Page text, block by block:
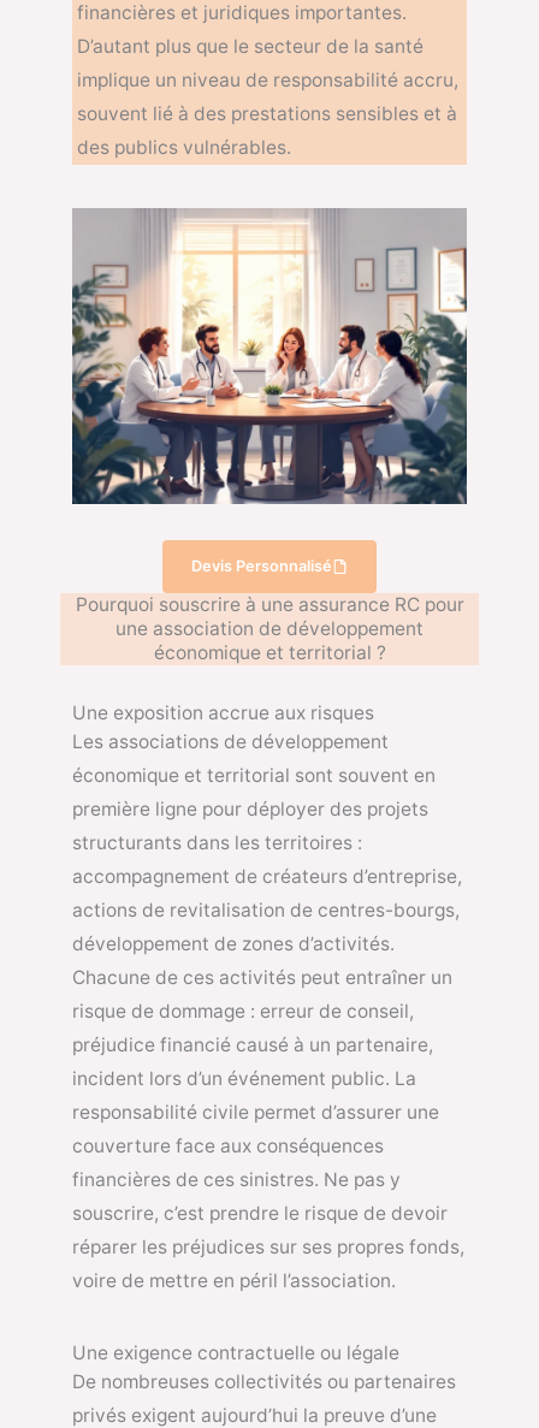
financières et juridiques importantes.
D’autant plus que le secteur de la santé
implique un niveau de responsabilité accru,
souvent lié à des prestations sensibles et à
des publics vulnérables.
Devis Personnalisé
Pourquoi souscrire à une assurance RC pour
une association de développement
économique et territorial ?
Une exposition accrue aux risques
Les associations de développement
économique et territorial sont souvent en
première ligne pour déployer des projets
structurants dans les territoires :
accompagnement de créateurs d’entreprise,
actions de revitalisation de centres-bourgs,
développement de zones d’activités.
Chacune de ces activités peut entraîner un
risque de dommage : erreur de conseil,
préjudice financié causé à un partenaire,
incident lors d’un événement public. La
responsabilité civile permet d’assurer une
couverture face aux conséquences
financières de ces sinistres. Ne pas y
souscrire, c’est prendre le risque de devoir
réparer les préjudices sur ses propres fonds,
voire de mettre en péril l’association.
Une exigence contractuelle ou légale
De nombreuses collectivités ou partenaires
privés exigent aujourd’hui la preuve d’une